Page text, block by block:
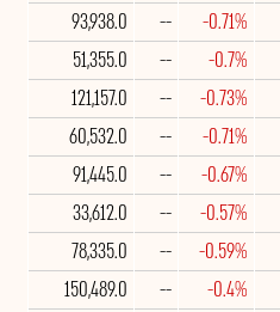
-0.71%
--
93,938.0
-0.7%
--
51,355.0
-0.73%
--
121,157.0
-0.71%
--
60,532.0
-0.67%
--
91,445.0
-0.57%
--
33,612.0
-0.59%
--
78,335.0
-0.4%
--
150,489.0